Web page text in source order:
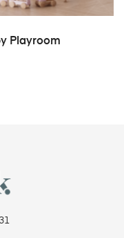
Playroom